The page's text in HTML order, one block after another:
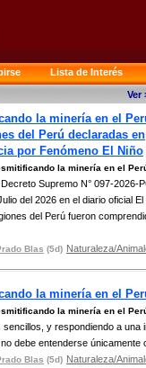
Lista de Interés
Ver
la minería en el
del Perú declaradas en
por Fenómeno El Niño
la minería en el
Supremo N° 097-2026-
del 2026 en el diario oficial
del Perú fueron
Blas (5d) Naturaleza/
la minería en el
la minería en el
sencillos, y respondiendo a
debe entenderse únicamente
Blas (5d) Naturaleza/